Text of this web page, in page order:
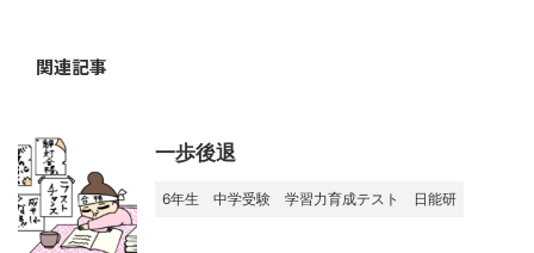
関連記事
一歩後退
6年生 中学受験 学習力育成テスト 日能研